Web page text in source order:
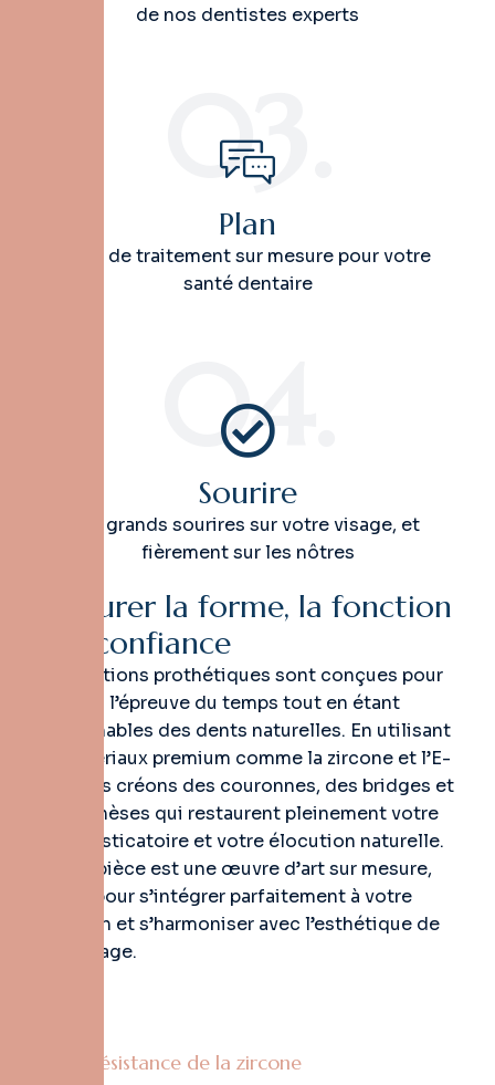
de nos dentistes experts
03.
Plan
Plan de traitement sur mesure pour votre
santé dentaire
04.
Sourire
De grands sourires sur votre visage, et
fièrement sur les nôtres
urer la forme, la fonction
confiance
Nos solutions prothétiques sont conçues pour
résister à l’épreuve du temps tout en étant
indiscernables des dents naturelles. En utilisant
des matériaux premium comme la zircone et l’E-
max, nous créons des couronnes, des bridges et
des prothèses qui restaurent pleinement votre
force masticatoire et votre élocution naturelle.
Chaque pièce est une œuvre d’art sur mesure,
conçue pour s’intégrer parfaitement à votre
occlusion et s’harmoniser avec l’esthétique de
votre visage.
Résistance de la zircone